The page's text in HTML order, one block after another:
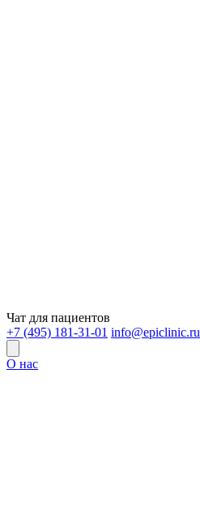
Чат для пациентов
+7 (495) 181-31-01 info@epiclinic.ru
О нас